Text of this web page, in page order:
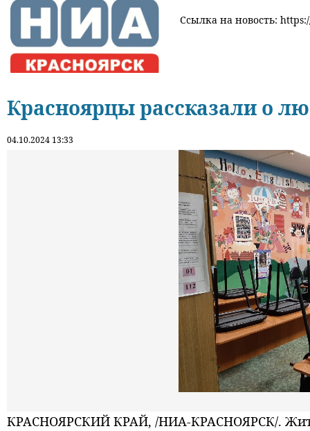
Ссылка на новость:
Красноярцы рассказали о
04.10.2024 13:33
КРАСНОЯРСКИЙ КРАЙ, /НИА-КРАСНОЯРСК/.